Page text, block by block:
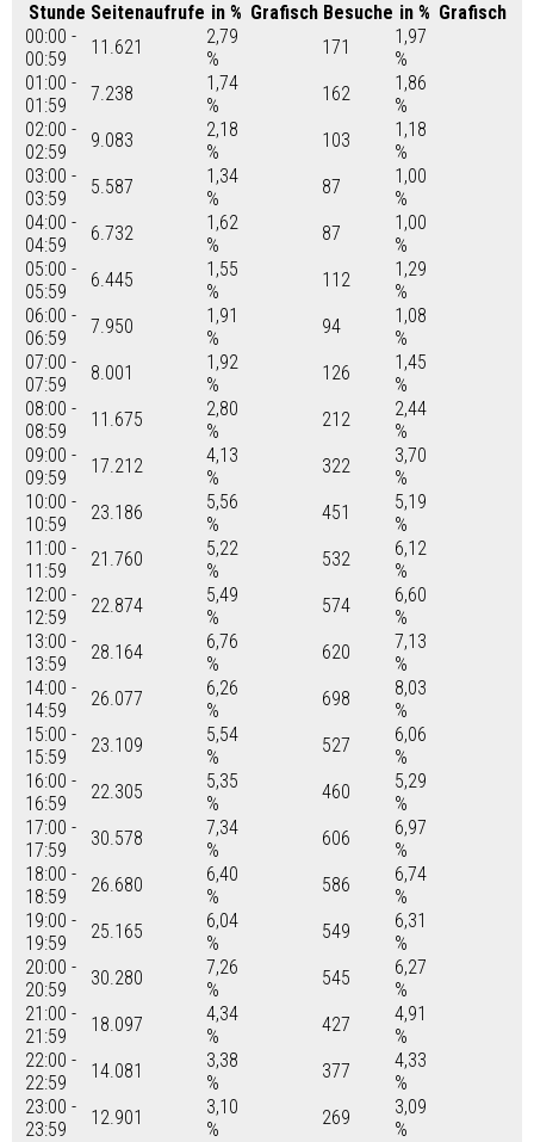
Stunde Seitenaufrufe in % Grafisch Besuche in % Grafisch
00:00 -
00:59
11.621
2,79
%
171
1,97
%
01:00 -
01:59
7.238
1,74
%
162
1,86
%
02:00 -
02:59
9.083
2,18
%
103
1,18
%
03:00 -
03:59
5.587
1,34
%
87
1,00
%
04:00 -
04:59
6.732
1,62
%
87
1,00
%
05:00 -
05:59
6.445
1,55
%
112
1,29
%
06:00 -
06:59
7.950
1,91
%
94
1,08
%
07:00 -
07:59
8.001
1,92
%
126
1,45
%
08:00 -
08:59
11.675
2,80
%
212
2,44
%
09:00 -
09:59
17.212
4,13
%
322
3,70
%
10:00 -
10:59
23.186
5,56
%
451
5,19
%
11:00 -
11:59
21.760
5,22
%
532
6,12
%
12:00 -
12:59
22.874
5,49
%
574
6,60
%
13:00 -
13:59
28.164
6,76
%
620
7,13
%
14:00 -
14:59
26.077
6,26
%
698
8,03
%
15:00 -
15:59
23.109
5,54
%
527
6,06
%
16:00 -
16:59
22.305
5,35
%
460
5,29
%
17:00 -
17:59
30.578
7,34
%
606
6,97
%
18:00 -
18:59
26.680
6,40
%
586
6,74
%
19:00 -
19:59
25.165
6,04
%
549
6,31
%
20:00 -
20:59
30.280
7,26
%
545
6,27
%
21:00 -
21:59
18.097
4,34
%
427
4,91
%
22:00 -
22:59
14.081
3,38
%
377
4,33
%
23:00 -
23:59
12.901
3,10
%
269
3,09
%